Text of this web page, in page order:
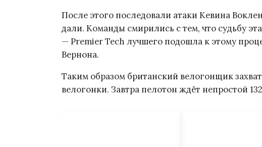
После этого последовали атаки Кевина
дали. Команды смирились с тем, что судьбу
— Premier Tech лучшего подошла к этому
Вернона.
Таким образом британский велогонщик
велогонки. Завтра пелотон ждёт непростой